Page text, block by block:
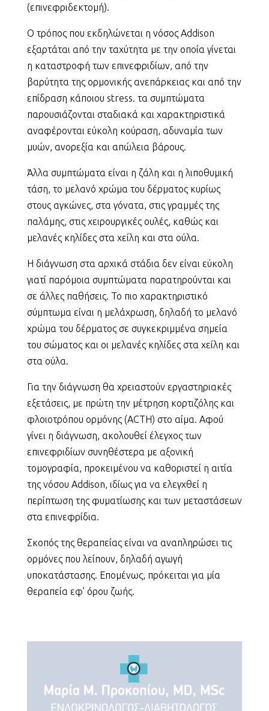
(επινεφριδεκτομή).
Ο τρόπος που εκδηλώνεται η νόσος Addison
εξαρτάται από την ταχύτητα με την οποία γίνεται
η καταστροφή των επινεφριδίων, από την
βαρύτητα της ορμονικής ανεπάρκειας και από την
επίδραση κάποιου stress. τα συμπτώματα
παρουσιάζονται σταδιακά και χαρακτηριστικά
αναφέρονται εύκολη κούραση, αδυναμία των
μυών, ανορεξία και απώλεια βάρους.
Άλλα συμπτώματα είναι η ζάλη και η λιποθυμική
τάση, το μελανό χρώμα του δέρματος κυρίως
στους αγκώνες, στα γόνατα, στις γραμμές της
παλάμης, στις χειρουργικές ουλές, καθώς και
μελανές κηλίδες στα χείλη και στα ούλα.
Η διάγνωση στα αρχικά στάδια δεν είναι εύκολη
γιατί παρόμοια συμπτώματα παρατηρούνται και
σε άλλες παθήσεις. Το πιο χαρακτηριστικό
σύμπτωμα είναι η μελάχρωση, δηλαδή το μελανό
χρώμα του δέρματος σε συγκεκριμμένα σημεία
του σώματος και οι μελανές κηλίδες στα χείλη και
στα ούλα.
Για την διάγνωση θα χρειαστούν εργαστηριακές
εξετάσεις, με πρώτη την μέτρηση κορτιζόλης και
φλοιοτρόπου ορμόνης (ACTH) στο αίμα. Αφού
γίνει η διάγνωση, ακολουθεί έλεγχος των
επινεφριδίων συνηθέστερα με αξονική
τομογραφία, προκειμένου να καθοριστεί η αιτία
της νόσου Addison, ιδίως για να ελεγχθεί η
περίπτωση της φυματίωσης και των μεταστάσεων
στα επινεφρίδια.
Σκοπός της θεραπείας είναι να αναπληρώσει τις
ορμόνες που λείπουν, δηλαδή αγωγή
υποκατάστασης. Επομένως, πρόκειται για μία
θεραπεία εφ’ όρου ζωής.